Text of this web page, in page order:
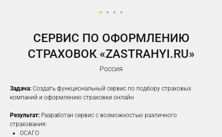
CЕРВИС ПО ОФОРМЛЕНИЮ
СТРАХОВОК «ZASTRAHYI.RU»
Россия
Задача: Создать функциональный сервис по подбору страховых
компаний и оформлению страховки онлайн
Результат: Разработан сервис с возможностью различного
страхования:
ОСАГО
увеличить заявки
ПОДРОБНЕЕ